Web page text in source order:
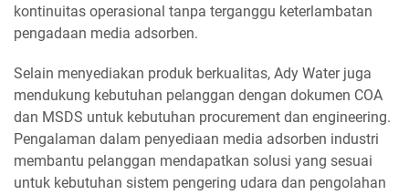
kontinuitas operasional tanpa terganggu keterlambatan
pengadaan media adsorben.
Selain menyediakan produk berkualitas, Ady Water juga
mendukung kebutuhan pelanggan dengan dokumen COA
dan MSDS untuk kebutuhan procurement dan engineering.
Pengalaman dalam penyediaan media adsorben industri
membantu pelanggan mendapatkan solusi yang sesuai
untuk kebutuhan sistem pengering udara dan pengolahan